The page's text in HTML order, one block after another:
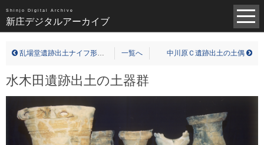
Shinjo Digital Archive
新庄デジタルアーカイブ
近世（14） 近代（19）
タグ全一覧
新庄デジタルアーカイブについて
TOPページ
乱場堂遺跡出土ナイフ形石器(実測図) 一覧へ 中川原Ｃ遺跡出土の土偶
水木田遺跡出土の土器群